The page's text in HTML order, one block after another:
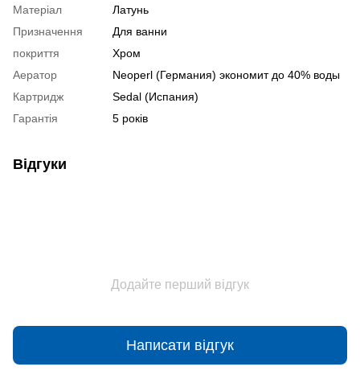
Матеріал
Латунь
Призначення
Для ванни
покриття
Хром
Аератор
Neoperl (Германия) экономит до 40% воды
Картридж
Sedal (Испания)
Гарантія
5 років
Відгуки
Додайте перший відгук
Написати відгук